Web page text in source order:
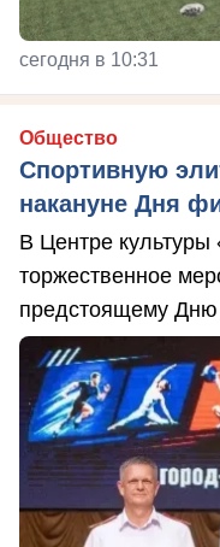
сегодня в 10:31
Общество
Спортивную
накануне Дня
В Центре
торжественное
предстоящему Дню